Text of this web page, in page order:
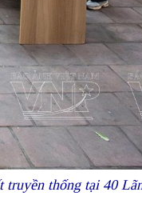
truyền thống tại 40